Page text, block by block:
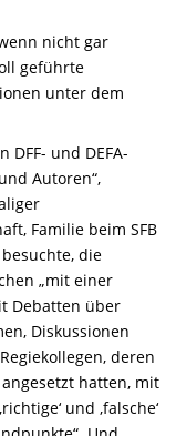
nicht gar
geführte
unter dem
DFF- und DEFA-
Autoren“,
Familie beim SFB
die
„mit einer
Debatten über
Diskussionen
deren
hatten, mit
und ‚falsche‘